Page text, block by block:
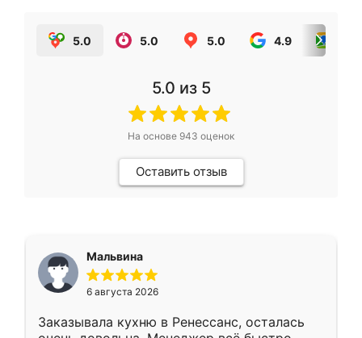
5.0 5.0 5.0 4.9
5.0 из 5
На основе 943 оценок
Оставить отзыв
Мальвина
6 августа 2026
Заказывала кухню в Ренессанс, осталась